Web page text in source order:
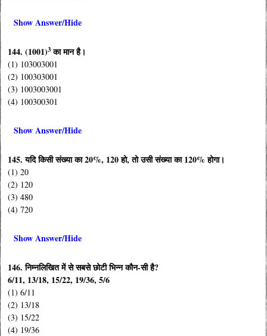
Show Answer/Hide
144. (1001)3का मान है।
(1) 103003001
(2) 100303001
(3) 1003003001
(4) 100300301
Show Answer/Hide
145. यदि किसी संख्या का 20%, 120 हो, तो उसी संख्या का 120% होगा।
(1) 20
(2) 120
(3) 480
(4) 720
Show Answer/Hide
146. निम्नलिखित में से सबसे छोटी भिन्न कौन-सी है?
6/11, 13/18, 15/22, 19/36, 5/6
(1) 6/11
(2) 13/18
(3) 15/22
(4) 19/36